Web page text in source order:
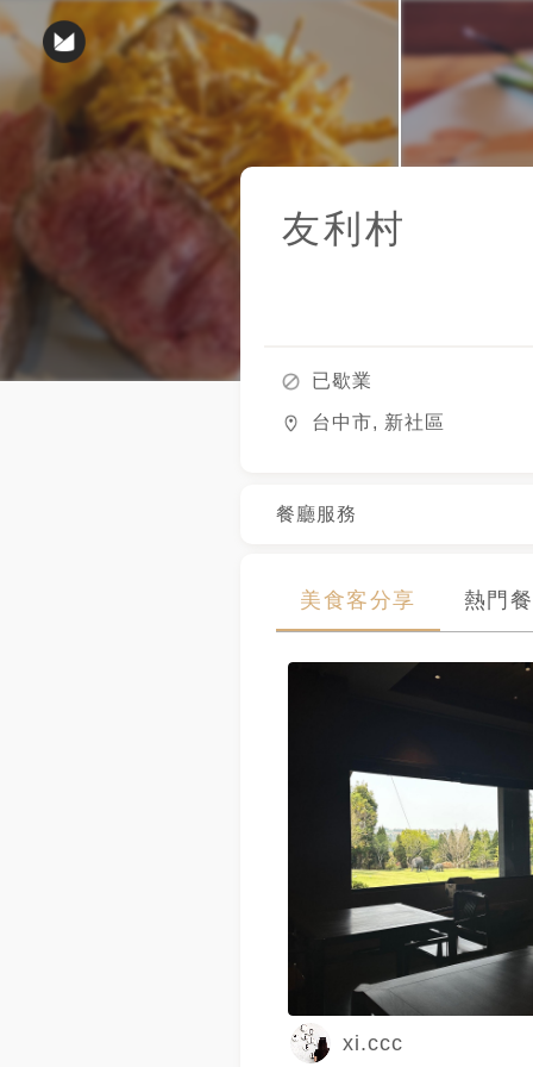
友利村
已歇業
台中市, 新社區
餐廳服務
美食客分享 熱門
xi.ccc